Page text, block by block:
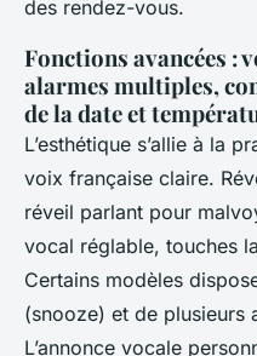
des rendez-vous.
Fonctions avancées :
alarmes multiples,
de la date et
L’esthétique s’allie à la
voix française claire.
réveil parlant pour
vocal réglable, touches
Certains modèles
(snooze) et de plusieurs
L’annonce vocale